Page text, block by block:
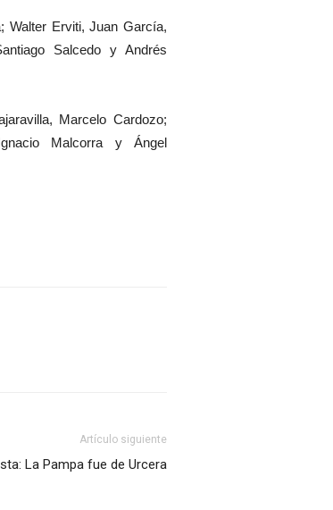
Walter Erviti, Juan García,
Salcedo y Andrés
Marcelo Cardozo;
Malcorra y Ángel
Artículo siguiente
La Pampa fue de Urcera